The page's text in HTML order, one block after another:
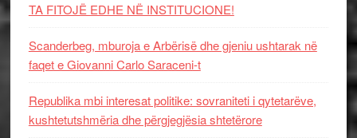
TA FITOJË EDHE NË INSTITUCIONE!
Scanderbeg, mburoja e Arbërisë dhe gjeniu ushtarak në
faqet e Giovanni Carlo Saraceni-t
Republika mbi interesat politike: sovraniteti i qytetarëve,
kushtetutshmëria dhe përgjegjësia shtetërore